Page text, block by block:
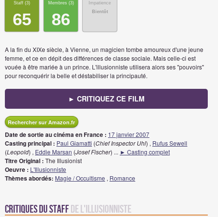
Staff (3)
65
Membres (3)
86
Impatience
Bientôt
A la fin du XIXe siècle, à Vienne, un magicien tombe amoureux d'une jeune
femme, et ce en dépit des différences de classe sociale. Mais celle-ci est
vouée à être mariée à un prince. L'illusionniste utilisera alors ses "pouvoirs"
pour reconquérir la belle et déstabiliser la principauté.
► CRITIQUEZ CE FILM
Rechercher sur Amazon.fr
Date de sortie au cinéma en France : 17 janvier 2007
Casting principal : Paul Giamatti (Chief Inspector Uhl) , Rufus Sewell
(Leopold) , Eddie Marsan (Josef Fischer) ... ► Casting complet
Titre Original : The Illusionist
Oeuvre : L'Illusionniste
Thèmes abordés: Magie / Occultisme , Romance
Critiques du staffde L'Illusionniste